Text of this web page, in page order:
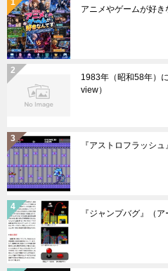
アニメやゲームが好き
1983年（昭和58年）
view）
『アストロフラッシュ
『ジャンプバグ』（ア